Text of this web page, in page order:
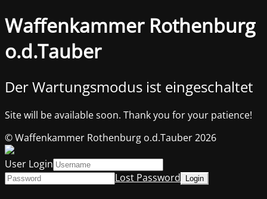
Waffenkammer Rothenburg
o.d.Tauber
Der Wartungsmodus ist eingeschaltet
Site will be available soon. Thank you for your patience!
© Waffenkammer Rothenburg o.d.Tauber 2026
User Login
Lost Password